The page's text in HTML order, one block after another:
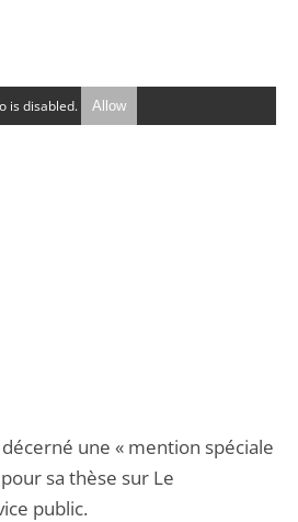
is disabled. Allow
une « mention spéciale
sa thèse sur Le
public.